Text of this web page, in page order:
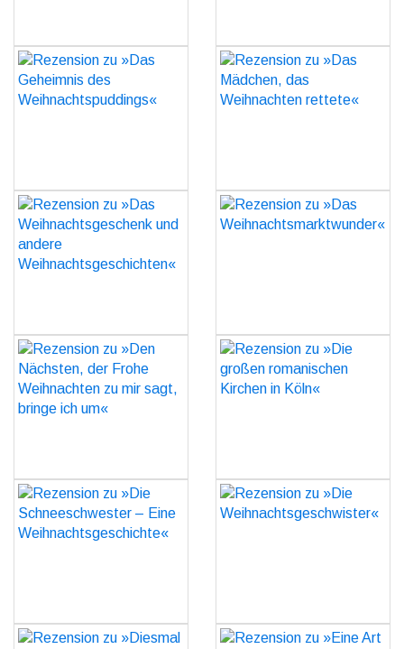
Rezension zu »Das
Geheimnis des
Weihnachtspuddings«
Rezension zu »Das
Mädchen, das
Weihnachten rettete«
Rezension zu »Das
Weihnachtsgeschenk und
Weihnachtsgeschichten«
Rezension zu »Das
Weihnachtsmarktwunder«
Rezension zu »Den
Nächsten, der Frohe
Weihnachten zu mir sagt,
bringe ich um«
Rezension zu »Die
großen romanischen
Kirchen in Köln«
Rezension zu »Die
Schneeschwester – Eine
Weihnachtsgeschichte«
Rezension zu »Die
Weihnachtsgeschwister«
Rezension zu »Diesmal
Rezension zu »Eine Art